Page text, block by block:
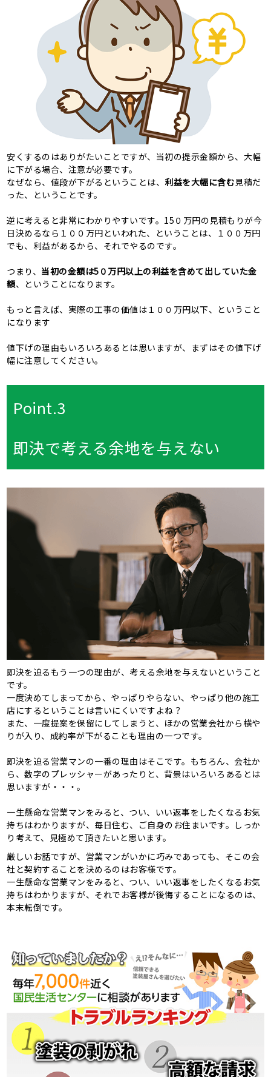
安くするのはありがたいことですが、当初の提示金額から、大幅
に下がる場合、注意が必要です。
なぜなら、値段が下がるということは、利益を大幅に含む見積だ
った、ということです。
逆に考えると非常にわかりやすいです。15０万円の見積もりが今
日決めるなら１００万円といわれた、ということは、１００万円
でも、利益があるから、それでやるのです。
つまり、 当初の金額は5０万円以上の利益を含めて出していた金
額、ということになります。
もっと言えば、実際の工事の価値は１００万円以下、ということ
になります
値下げの理由もいろいろあるとは思いますが、まずはその値下げ
幅に注意してください。
Point.3
即決で考える余地を与えない
即決を迫るもう一つの理由が、考える余地を与えないということ
です。
一度決めてしまってから、やっぱりやらない、やっぱり他の施工
店にするということは言いにくいですよね？
また、一度提案を保留にしてしまうと、ほかの営業会社から横や
りが入り、成約率が下がることも理由の一つです。
即決を迫る営業マンの一番の理由はそこです。もちろん、会社か
ら、数字のプレッシャーがあったりと、背景はいろいろあるとは
思いますが・・・。
一生懸命な営業マンをみると、つい、いい返事をしたくなるお気
持ちはわかりますが、毎日住む、ご自身のお住まいです。しっか
り考えて、見極めて頂きたいと思います。
厳しいお話ですが、営業マンがいかに巧みであっても、そこの会
社と契約することを決めるのはお客様です。
一生懸命な営業マンをみると、つい、いい返事をしたくなるお気
持ちはわかりますが、それでお客様が後悔することになるのは、
本末転倒です。